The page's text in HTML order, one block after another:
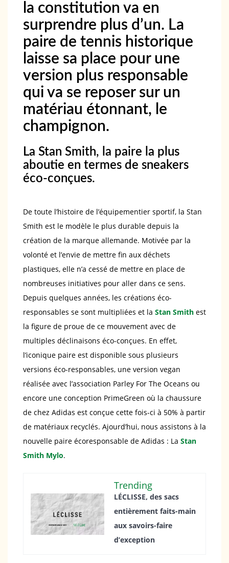
la constitution va en
surprendre plus d’un. La
paire de tennis historique
laisse sa place pour une
version plus responsable
qui va se reposer sur un
matériau étonnant, le
champignon.
La Stan Smith, la paire la plus
aboutie en termes de sneakers
éco-conçues.
De toute l’histoire de l’équipementier sportif, la Stan
Smith est le modèle le plus durable depuis la
création de la marque allemande. Motivée par la
volonté et l’envie de mettre fin aux déchets
plastiques, elle n’a cessé de mettre en place de
nombreuses initiatives pour aller dans ce sens.
Depuis quelques années, les créations éco-
responsables se sont multipliées et la Stan Smith est
la figure de proue de ce mouvement avec de
multiples déclinaisons éco-conçues. En effet,
l’iconique paire est disponible sous plusieurs
versions éco-responsables, une version vegan
réalisée avec l’association Parley For The Oceans ou
encore une conception PrimeGreen où la chaussure
de chez Adidas est conçue cette fois-ci à 50% à partir
de matériaux recyclés. Ajourd’hui, nous assistons à la
nouvelle paire écoresponsable de Adidas : La Stan
Smith Mylo.
Trending
LÉCLISSE, des sacs
entièrement faits-main
aux savoirs-faire
d’exception